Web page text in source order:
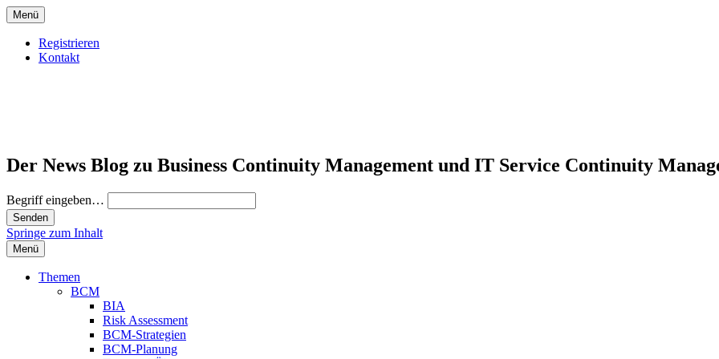
Menü
Registrieren
Kontakt
Der News Blog zu Business Continuity Management und IT Service Continuity
Begriff eingeben…
Springe zum Inhalt
Menü
Themen
BCM
BIA
Risk Assessment
BCM-Strategien
BCM-Planung